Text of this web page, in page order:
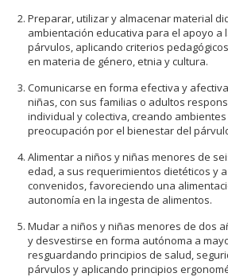
Preparar, utilizar y almacenar material
ambientación educativa para el apoyo a
párvulos, aplicando criterios
en materia de género, etnia y cultura.
Comunicarse en forma efectiva y
niñas, con sus familias o adultos
individual y colectiva, creando
preocupación por el bienestar del
Alimentar a niños y niñas menores de
edad, a sus requerimientos dietéticos y
convenidos, favoreciendo una
autonomía en la ingesta de alimentos.
Mudar a niños y niñas menores de dos
y desvestirse en forma autónoma a
resguardando principios de salud,
párvulos y aplicando principios